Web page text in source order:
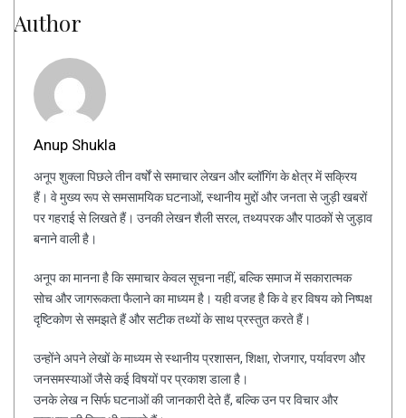
Author
Anup Shukla
अनूप शुक्ला पिछले तीन वर्षों से समाचार लेखन और ब्लॉगिंग के क्षेत्र में सक्रिय
हैं। वे मुख्य रूप से समसामयिक घटनाओं, स्थानीय मुद्दों और जनता से जुड़ी खबरों
पर गहराई से लिखते हैं। उनकी लेखन शैली सरल, तथ्यपरक और पाठकों से जुड़ाव
बनाने वाली है।
अनूप का मानना है कि समाचार केवल सूचना नहीं, बल्कि समाज में सकारात्मक
सोच और जागरूकता फैलाने का माध्यम है। यही वजह है कि वे हर विषय को निष्पक्ष
दृष्टिकोण से समझते हैं और सटीक तथ्यों के साथ प्रस्तुत करते हैं।
उन्होंने अपने लेखों के माध्यम से स्थानीय प्रशासन, शिक्षा, रोजगार, पर्यावरण और
जनसमस्याओं जैसे कई विषयों पर प्रकाश डाला है।
उनके लेख न सिर्फ घटनाओं की जानकारी देते हैं, बल्कि उन पर विचार और